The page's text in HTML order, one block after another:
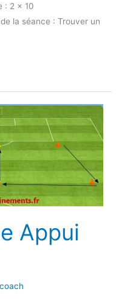
: 2 x 10
la séance : Trouver un
Appui
coach